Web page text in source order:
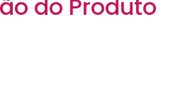
do Produto